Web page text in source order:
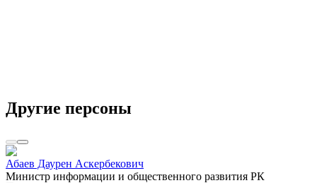
Другие персоны
Абаев Даурен Аскербекович
Министр информации и общественного развития РК